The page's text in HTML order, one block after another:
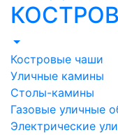
Костровые чаши
Уличные камины
Столы-камины
Газовые уличные
Электрические